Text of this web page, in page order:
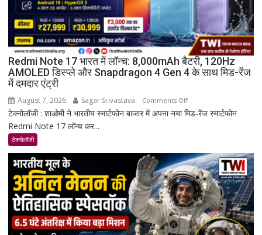
Redmi Note 17 भारत में लॉन्च: 8,000mAh बैटरी, 120Hz
AMOLED डिस्प्ले और Snapdragon 4 Gen 4 के साथ मिड-रेंज
में दमदार एंट्री
August 7, 2026 Sagar Srivastava Comments Offon
Redmi
भारत
में
लॉन्च:
8,000mAh
बैटरी,
120Hz
AMOLED
टेक्नोलॉजी : शाओमी ने भारतीय स्मार्टफोन बाजार में अपना नया मिड-रेंज स्मार्टफोन
Redmi Note 17 लॉन्च कर...
टेक्नोलॉजी